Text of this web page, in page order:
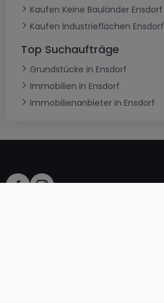
Kaufen Keine Bauländer Ensdorf
Kaufen Industrieflächen Ensdorf
Top Suchaufträge
Grundstücke in Ensdorf
Immobilien in Ensdorf
Immobilienanbieter in Ensdorf